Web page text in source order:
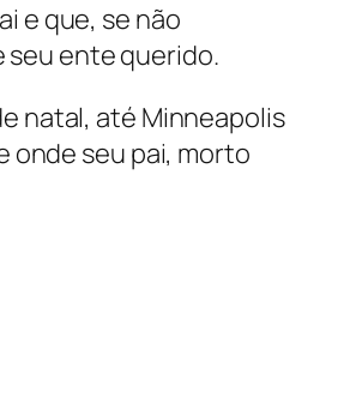
e que, se não
seu ente querido.
natal, até Minneapolis
onde seu pai, morto